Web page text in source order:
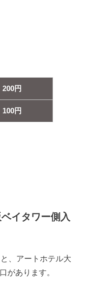
円
円
イタワー側入
、アートホテル大
があります。